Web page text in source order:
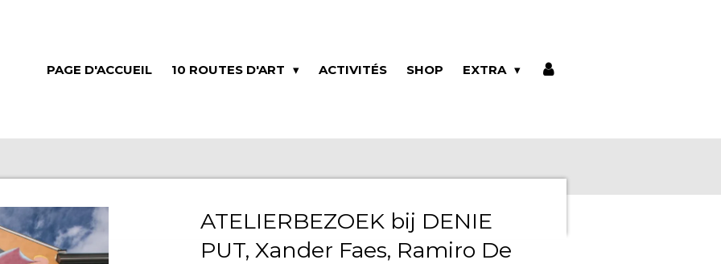
PAGE D'ACCUEIL 10 ROUTES D'ART ACTIVITÉS SHOP EXTRA
ATELIERBEZOEK bij DENIE
PUT, Xander Faes, Ramiro De